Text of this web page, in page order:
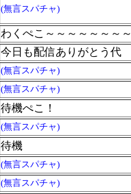
(無言スパチャ)
わくぺこ～～～～～～～～
今日も配信ありがとう代
(無言スパチャ)
(無言スパチャ)
待機ぺこ！
(無言スパチャ)
待機
(無言スパチャ)
(無言スパチャ)